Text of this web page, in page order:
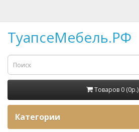
ТуапсеМебель.РФ
Товаров 0 (0p.)
Категории